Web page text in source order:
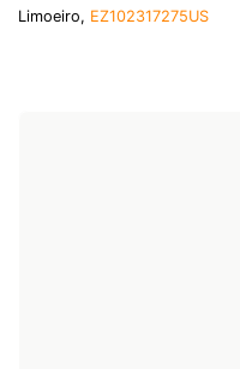
Limoeiro, EZ102317275US